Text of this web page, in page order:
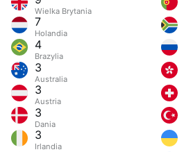
Wielka Brytania
7
Holandia
4
Brazylia
3
Australia
3
Austria
3
Dania
3
Irlandia